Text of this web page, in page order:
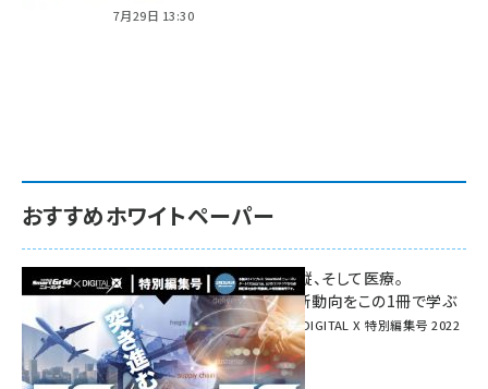
7月29日 13:30
おすすめホワイトペーパー
環境対策、建機の遠隔操縦、そして医療。
次世代通信規格「5G」最新動向をこの1冊で学ぶ
SmartGrid ニューズレター × DIGITAL X 特別編集号 2022
Summer